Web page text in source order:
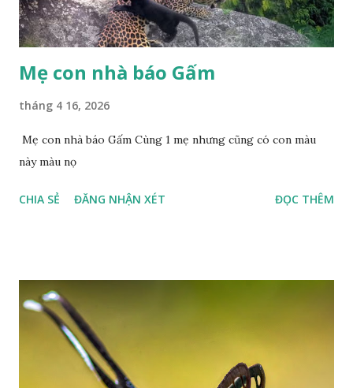
Mẹ con nhà báo Gấm
tháng 4 16, 2026
Mẹ con nhà báo Gấm Cùng 1 mẹ nhưng cũng có con màu
này màu nọ
CHIA SẺ ĐĂNG NHẬN XÉT ĐỌC THÊM